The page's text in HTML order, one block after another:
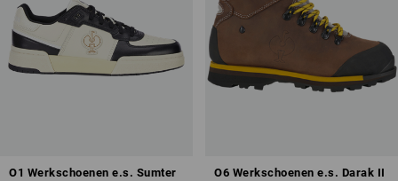
O1 Werkschoenen e.s. Sumter
O6 Werkschoenen e.s. Darak II